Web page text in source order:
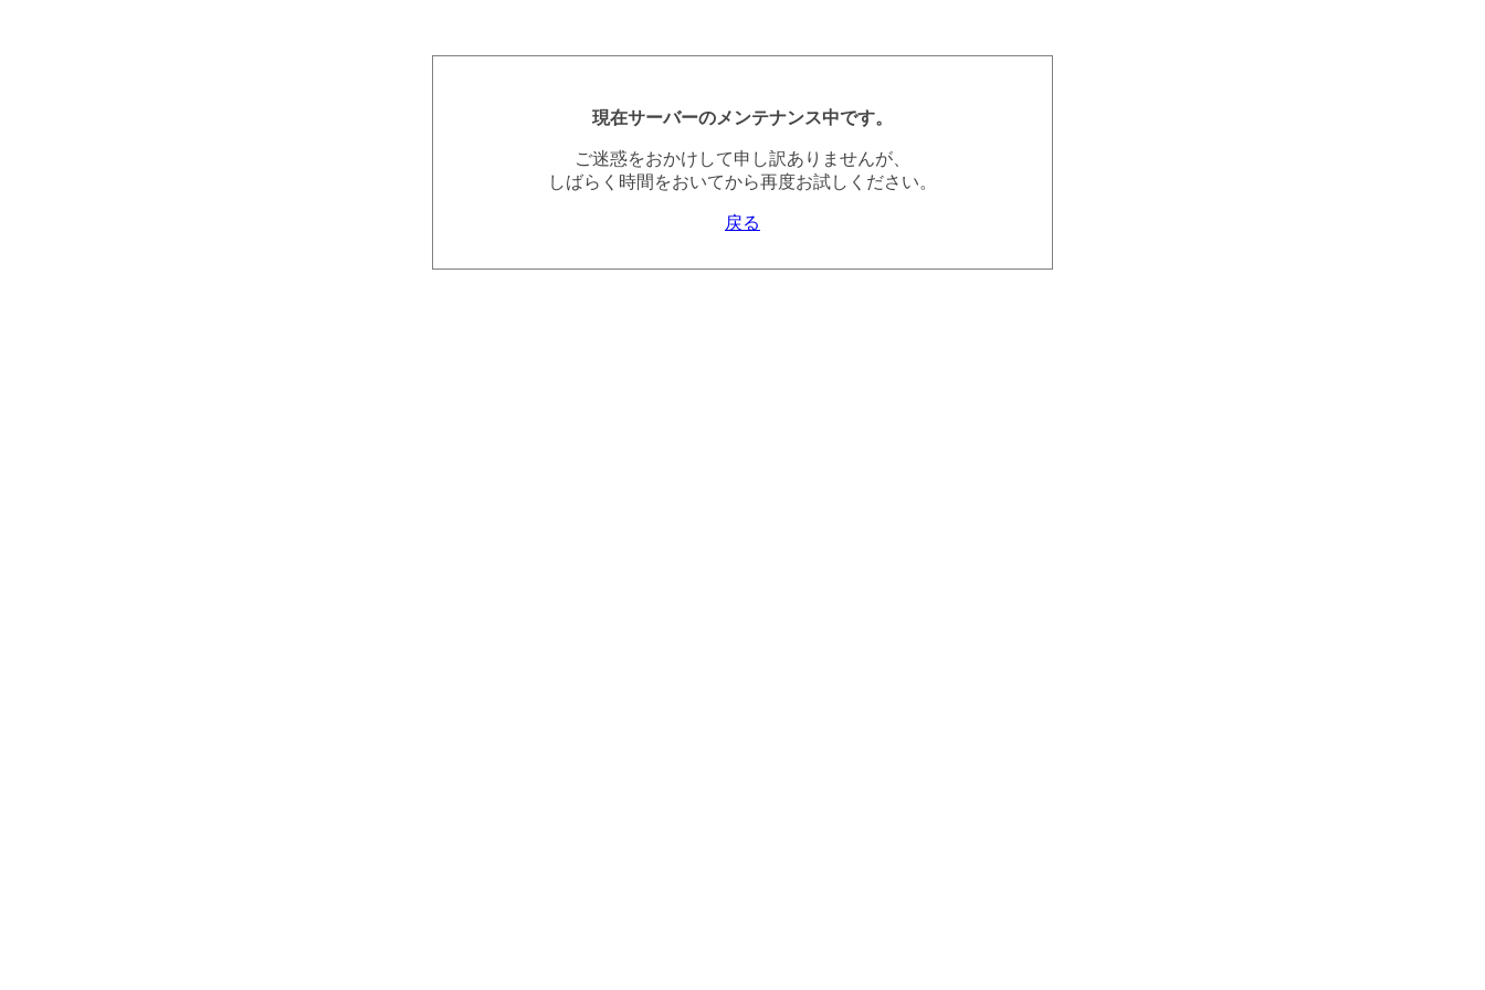
現在サーバーのメンテナンス中です。
ご迷惑をおかけして申し訳ありませんが、
しばらく時間をおいてから再度お試しください。
戻る